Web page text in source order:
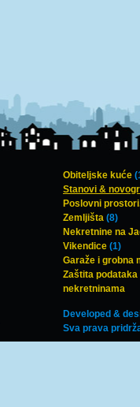
Obiteljske kuće
Stanovi &
Poslovni
Zemljišta (8)
Nekretnine na
Vikendice (1)
Garaže i grobna
Zaštita
nekretninama
Developed &
Sva prava